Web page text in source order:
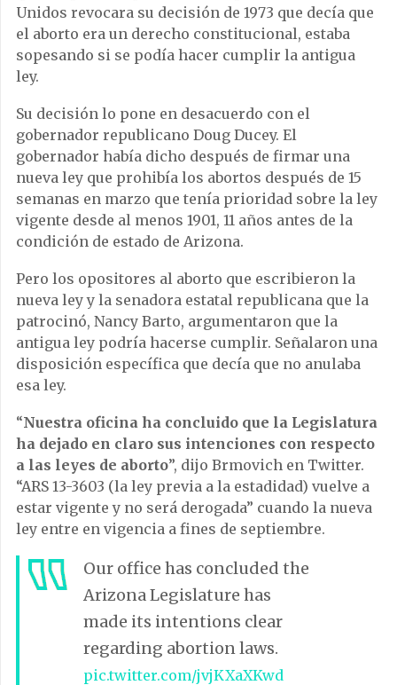
Unidos revocara su decisión de 1973 que decía que
el aborto era un derecho constitucional, estaba
sopesando si se podía hacer cumplir la antigua
ley.
Su decisión lo pone en desacuerdo con el
gobernador republicano Doug Ducey. El
gobernador había dicho después de firmar una
nueva ley que prohibía los abortos después de 15
semanas en marzo que tenía prioridad sobre la ley
vigente desde al menos 1901, 11 años antes de la
condición de estado de Arizona.
Pero los opositores al aborto que escribieron la
nueva ley y la senadora estatal republicana que la
patrocinó, Nancy Barto, argumentaron que la
antigua ley podría hacerse cumplir. Señalaron una
disposición específica que decía que no anulaba
esa ley.
“Nuestra oficina ha concluido que la Legislatura
ha dejado en claro sus intenciones con respecto
a las leyes de aborto”, dijo Brmovich en Twitter.
“ARS 13-3603 (la ley previa a la estadidad) vuelve a
estar vigente y no será derogada” cuando la nueva
ley entre en vigencia a fines de septiembre.
Our office has concluded the
Arizona Legislature has
made its intentions clear
regarding abortion laws.
pic.twitter.com/jvjKXaXKwd